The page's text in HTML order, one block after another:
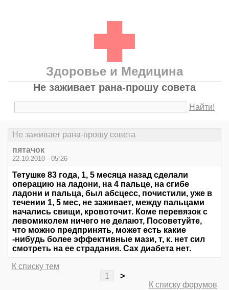
Здоровье и Медицина
Не заживает рана-прошу совета
Найти!
Не заживает рана-прошу совета
пятачок
22.10.2010 - 05:26
Тетушке 83 года, 1, 5 месяца назад сделали
операцию на ладони, на 4 пальце, на сгибе
ладони и пальца, был абсцесс, почистили, уже в
течении 1, 5 мес, не заживает, между пальцами
начались свищи, кровоточит. Коме перевязок с
левомиколем ничего не делают, Посоветуйте,
что можно предпринять, может есть какие
-нибудь более эффективные мази, т, к. нет сил
смотреть на ее страдания. Сах диабета нет.
К списку тем
1
>
К списку форумов